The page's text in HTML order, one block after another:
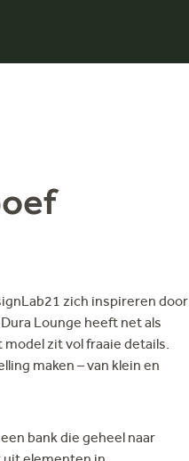
zich inspireren door
Lounge heeft net als
zit vol fraaie details.
maken – van klein en
bank die geheel naar